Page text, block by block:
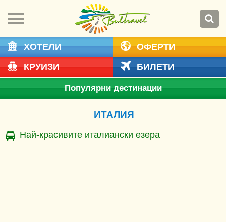
ХОТЕЛИ
ОФЕРТИ
КРУИЗИ
БИЛЕТИ
Популярни дестинации
ИТАЛИЯ
Най-красивите италиански езера